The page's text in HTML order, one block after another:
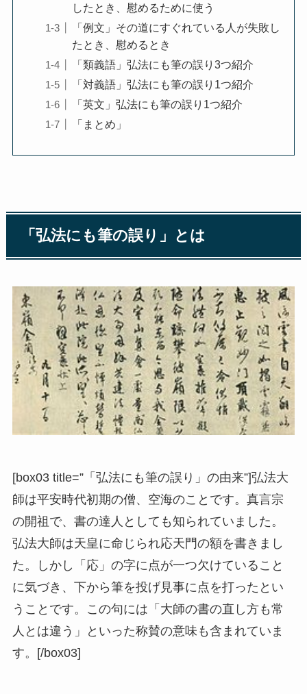
したとき、慰めるために使う
「例文」その道にすぐれている人が失敗し
たとき、慰めるとき
「類義語」弘法にも筆の誤り3つ紹介
「対義語」弘法にも筆の誤り1つ紹介
「英文」弘法にも筆の誤り1つ紹介
「まとめ」
「弘法にも筆の誤り」とは
[box03 title=”「弘法にも筆の誤り」の由来”]弘法大
師は平安時代初期の僧、空海のことです。真言宗
の開祖で、書の達人としても知られていました。
弘法大師は天皇に命じられ応天門の額を書きまし
た。しかし「応」の字に点が一つ欠けていること
に気づき、下から筆を投げ見事に点を打ったとい
うことです。この句には「大師の書の直し方も常
人とは違う」といった称賛の意味も含まれていま
す。[/box03]